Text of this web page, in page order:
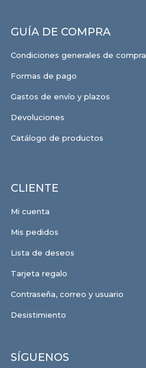
GUÍA DE COMPRA
Condiciones generales de compra
Formas de pago
Gastos de envío y plazos
Devoluciones
Catálogo de productos
CLIENTE
Mi cuenta
Mis pedidos
Lista de deseos
Tarjeta regalo
Contraseña, correo y usuario
Desistimiento
SÍGUENOS